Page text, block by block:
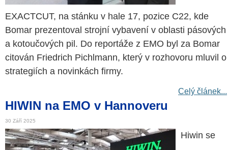
EXACTCUT, na stánku v hale 17, pozice C22, kde
Bomar prezentoval strojní vybavení v oblasti pásových
a kotoučových pil. Do reportáže z EMO byl za Bomar
citován Friedrich Pichlmann, který v rozhovoru mluvil o
strategiích a novinkách firmy.
Celý článek...
HIWIN na EMO v Hannoveru
30 Září 2025
Hiwin se